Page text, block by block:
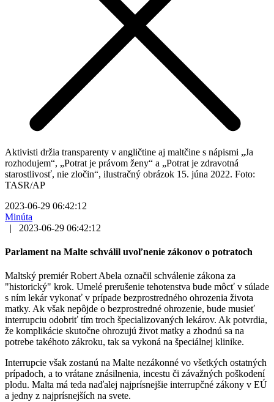
Aktivisti držia transparenty v angličtine aj maltčine s nápismi „Ja
rozhodujem“, „Potrat je právom ženy“ a „Potrat je zdravotná
starostlivosť, nie zločin“, ilustračný obrázok 15. júna 2022. Foto:
TASR/AP
2023-06-29 06:42:12
Minúta
|
2023-06-29 06:42:12
Parlament na Malte schválil uvoľnenie zákonov o potratoch
Maltský premiér Robert Abela označil schválenie zákona za
"historický" krok. Umelé prerušenie tehotenstva bude môcť v súlade
s ním lekár vykonať v prípade bezprostredného ohrozenia života
matky. Ak však nepôjde o bezprostredné ohrozenie, bude musieť
interrupciu odobriť tím troch špecializovaných lekárov. Ak potvrdia,
že komplikácie skutočne ohrozujú život matky a zhodnú sa na
potrebe takéhoto zákroku, tak sa vykoná na špeciálnej klinike.
Interrupcie však zostanú na Malte nezákonné vo všetkých ostatných
prípadoch, a to vrátane znásilnenia, incestu či závažných poškodení
plodu. Malta má teda naďalej najprísnejšie interrupčné zákony v EÚ
a jedny z najprísnejších na svete.